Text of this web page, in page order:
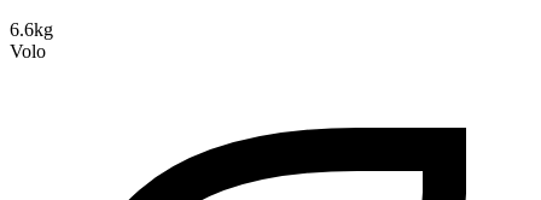
6.6kg
Volo